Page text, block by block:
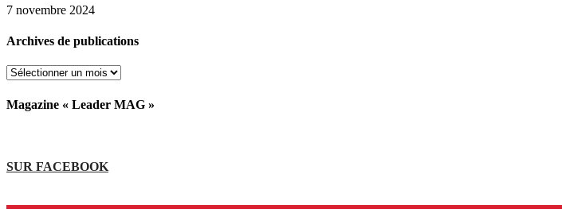
7 novembre 2024
Archives de publications
Archives
publications
Magazine « Leader MAG »
SUR FACEBOOK